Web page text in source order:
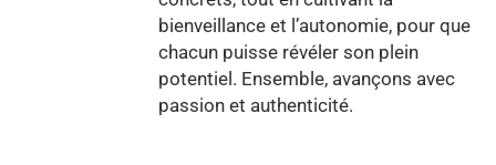
bienveillance et l’autonomie, pour que
chacun puisse révéler son plein
potentiel. Ensemble, avançons avec
passion et authenticité.